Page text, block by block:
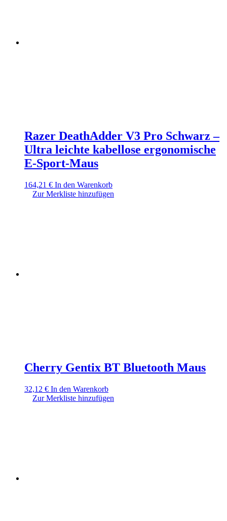
Razer DeathAdder V3 Pro Schwarz –
Ultra leichte kabellose ergonomische
E-Sport-Maus
164,21 € In den Warenkorb
Zur Merkliste hinzufügen
Cherry Gentix BT Bluetooth Maus
32,12 € In den Warenkorb
Zur Merkliste hinzufügen